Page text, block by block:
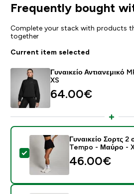
Frequently bought
Complete your stack with products
together
Current item selected
Γυναικείο
XS
64.00€‎
Select this product -
Γυναικείο Σορτς 2
Tempo - Μαύρο -
46.00€‎